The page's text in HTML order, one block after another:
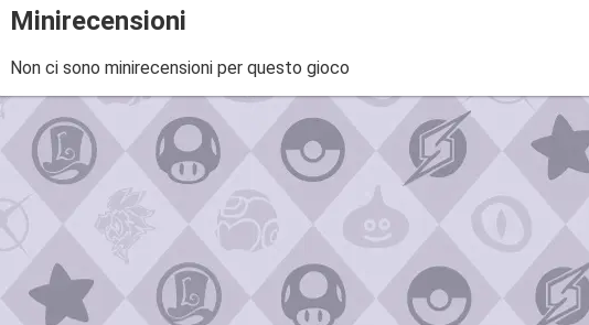
Minirecensioni
Non ci sono minirecensioni per questo gioco